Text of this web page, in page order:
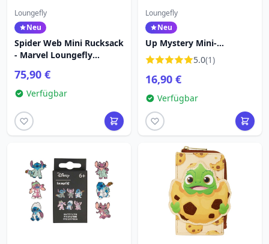
Loungefly
Neu
Spider Web Mini Rucksack
- Marvel Loungefly
75,90 €
Verfügbar
Loungefly
Neu
Up Mystery Mini-
Rucksack-
Schlüsselanhänger -
Disney-Pixar Loungefly
5.0(1)
16,90 €
Verfügbar